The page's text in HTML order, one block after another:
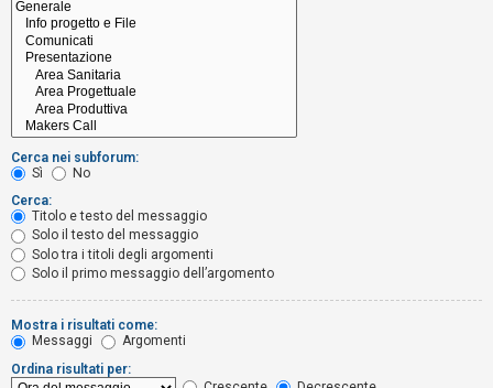
z
a
s
p
o
s
t
a
A
r
g
Cerca nei subforum:
Sì
No
Cerca:
Titolo e testo del messaggio
Solo il testo del messaggio
Solo tra i titoli degli argomenti
Solo il primo messaggio dell’argomento
Mostra i risultati come:
Messaggi
Argomenti
Ordina risultati per: